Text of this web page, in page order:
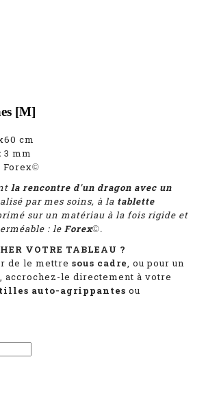
[M]
cm
3 mm
Forex©
la rencontre d'un dragon avec un
par mes soins, à la tablette
sur un matériau à la fois rigide et
: le Forex©.
VOTRE TABLEAU ?
de le mettre sous cadre, ou pour un
accrochez-le directement à votre
auto-agrippantes ou